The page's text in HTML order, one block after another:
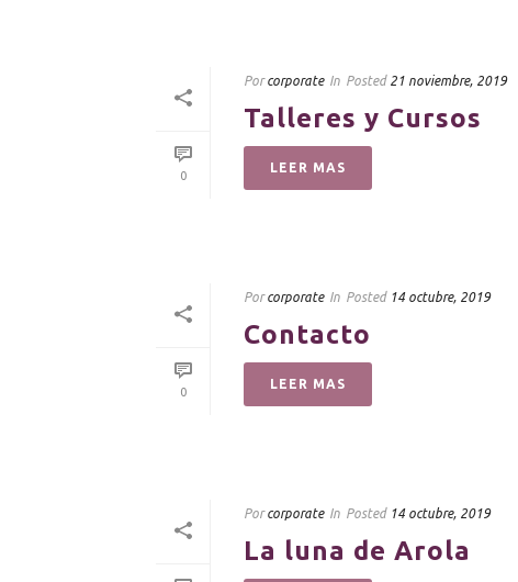
0
Por corporate In Posted 21 noviembre, 2019
Talleres y Cursos
LEER MAS
0
Por corporate In Posted 14 octubre, 2019
Contacto
LEER MAS
Por corporate In Posted 14 octubre, 2019
La luna de Arola